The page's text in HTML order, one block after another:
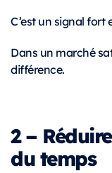
C’est un signal fort
Dans un marché
différence.
2 –
du temps